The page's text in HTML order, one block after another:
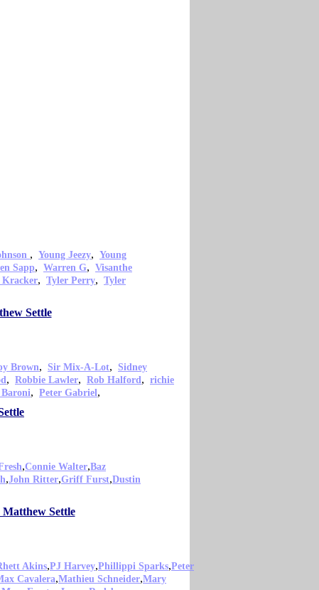
, Young Jeezy, Young
Sapp, Warren G, Visanthe
Kracker, Tyler Perry, Tyler
Settle
Brown, Sir Mix-A-Lot, Sidney
, Robbie Lawler, Rob Halford, richie
, Peter Gabriel,
,Connie Walter,Baz
,John Ritter,Griff Furst,Dustin
Matthew Settle
Akins,PJ Harvey,Phillippi Sparks,Peter
Cavalera,Mathieu Schneider,Mary